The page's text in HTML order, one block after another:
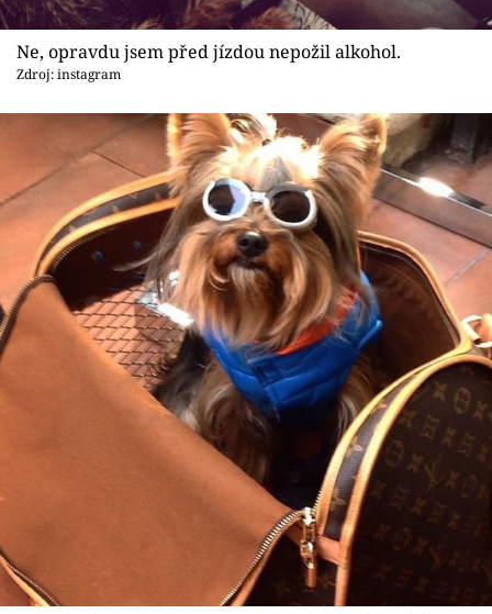
Ne, opravdu jsem před jízdou nepožil alkohol.
Zdroj: instagram